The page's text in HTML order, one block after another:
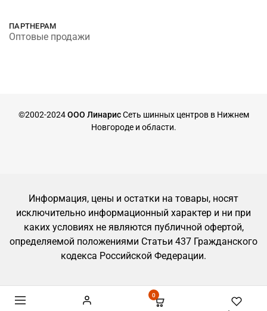
ПАРТНЕРАМ
Оптовые продажи
©2002-2024ООО ЛинарисСеть шинных центров в Нижнем
Новгороде и области.
Информация, цены и остатки на товары, носят
исключительно информационный характер и ни при
каких условиях не являются публичной офертой,
определяемой положениями Статьи 437 Гражданского
кодекса Российской Федерации.
0